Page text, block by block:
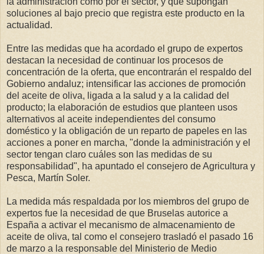
soluciones al bajo precio que registra este producto en la
actualidad.
Entre las medidas que ha acordado el grupo de expertos
destacan la necesidad de continuar los procesos de
concentración de la oferta, que encontrarán el respaldo del
Gobierno andaluz; intensificar las acciones de promoción
del aceite de oliva, ligada a la salud y a la calidad del
producto; la elaboración de estudios que planteen usos
alternativos al aceite independientes del consumo
doméstico y la obligación de un reparto de papeles en las
acciones a poner en marcha, "donde la administración y el
sector tengan claro cuáles son las medidas de su
responsabilidad", ha apuntado el consejero de Agricultura y
Pesca, Martín Soler.
La medida más respaldada por los miembros del grupo de
expertos fue la necesidad de que Bruselas autorice a
España a activar el mecanismo de almacenamiento de
aceite de oliva, tal como el consejero trasladó el pasado 16
de marzo a la responsable del Ministerio de Medio